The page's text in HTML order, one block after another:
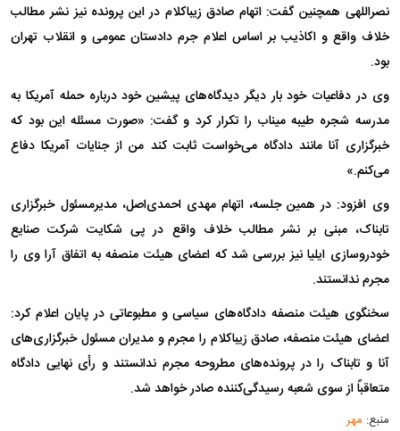
نصراللهی همچنین گفت: اتهام صادق زیباکلام در این پرونده نیز نشر مطالب
خلاف واقع و اکاذیب بر اساس اعلام جرم دادستان عمومی و انقلاب تهران
بود.
وی در دفاعیات خود بار دیگر دیدگاه‌های پیشین خود درباره حمله آمریکا به
مدرسه شجره طیبه میناب را تکرار کرد و گفت: «صورت مسئله این بود که
خبرگزاری آنا مانند دادگاه می‌خواست ثابت کند من از جنایات آمریکا دفاع
می‌کنم.»
وی افزود: در همین جلسه، اتهام مهدی احمدی‌اصل، مدیرمسئول خبرگزاری
تابناک، مبنی بر نشر مطالب خلاف واقع در پی شکایت شرکت صنایع
خودروسازی ایلیا نیز بررسی شد که اعضای هیئت منصفه به اتفاق آرا وی را
مجرم ندانستند.
سخنگوی هیئت منصفه دادگاه‌های سیاسی و مطبوعاتی در پایان اعلام کرد:
اعضای هیئت منصفه، صادق زیباکلام را مجرم و مدیران مسئول خبرگزاری‌های
آنا و تابناک را در پرونده‌های مطروحه مجرم ندانستند و رأی نهایی دادگاه
متعاقباً از سوی شعبه رسیدگی‌کننده صادر خواهد شد.
منبع: مهر